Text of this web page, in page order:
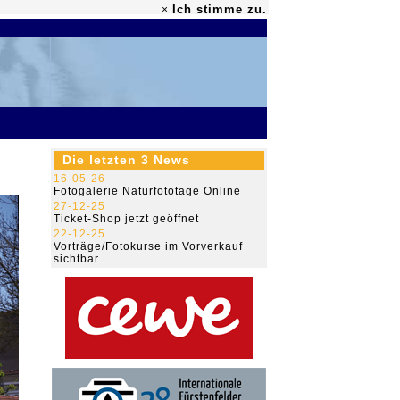
× Ich stimme zu.
Die letzten 3 News
16-05-26
Fotogalerie Naturfototage Online
27-12-25
Ticket-Shop jetzt geöffnet
22-12-25
Vorträge/Fotokurse im Vorverkauf
sichtbar